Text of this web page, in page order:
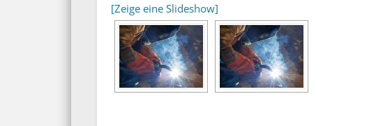
[Zeige eine Slideshow]